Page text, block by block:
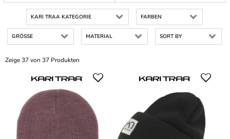
KARI TRAA KATEGORIE FARBEN
GRÖSSE MATERIAL SORT BY
Zeige 37 von 37 Produkten